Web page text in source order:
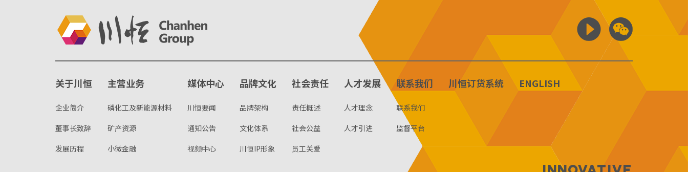
关于川恒
企业简介
董事长致辞
发展历程
主营业务
磷化工及新能源材料
矿产资源
小微金融
媒体中心
川恒要闻
通知公告
视频中心
品牌文化
品牌架构
文化体系
川恒IP形象
社会责任
责任概述
社会公益
员工关爱
人才发展
人才理念
人才引进
联系我们
联系我们
监督平台
川恒订货系统 ENGLISH